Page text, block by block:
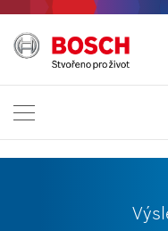
Odstoupit od
Bosch Professional